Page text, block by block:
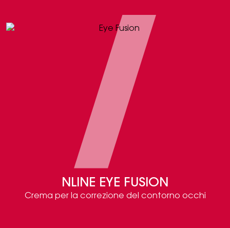
NLINE EYE FUSION
Crema per la correzione del contorno occhi